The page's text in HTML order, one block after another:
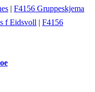
| F4156 Gruppeskjema
f Eidsvoll | F4156